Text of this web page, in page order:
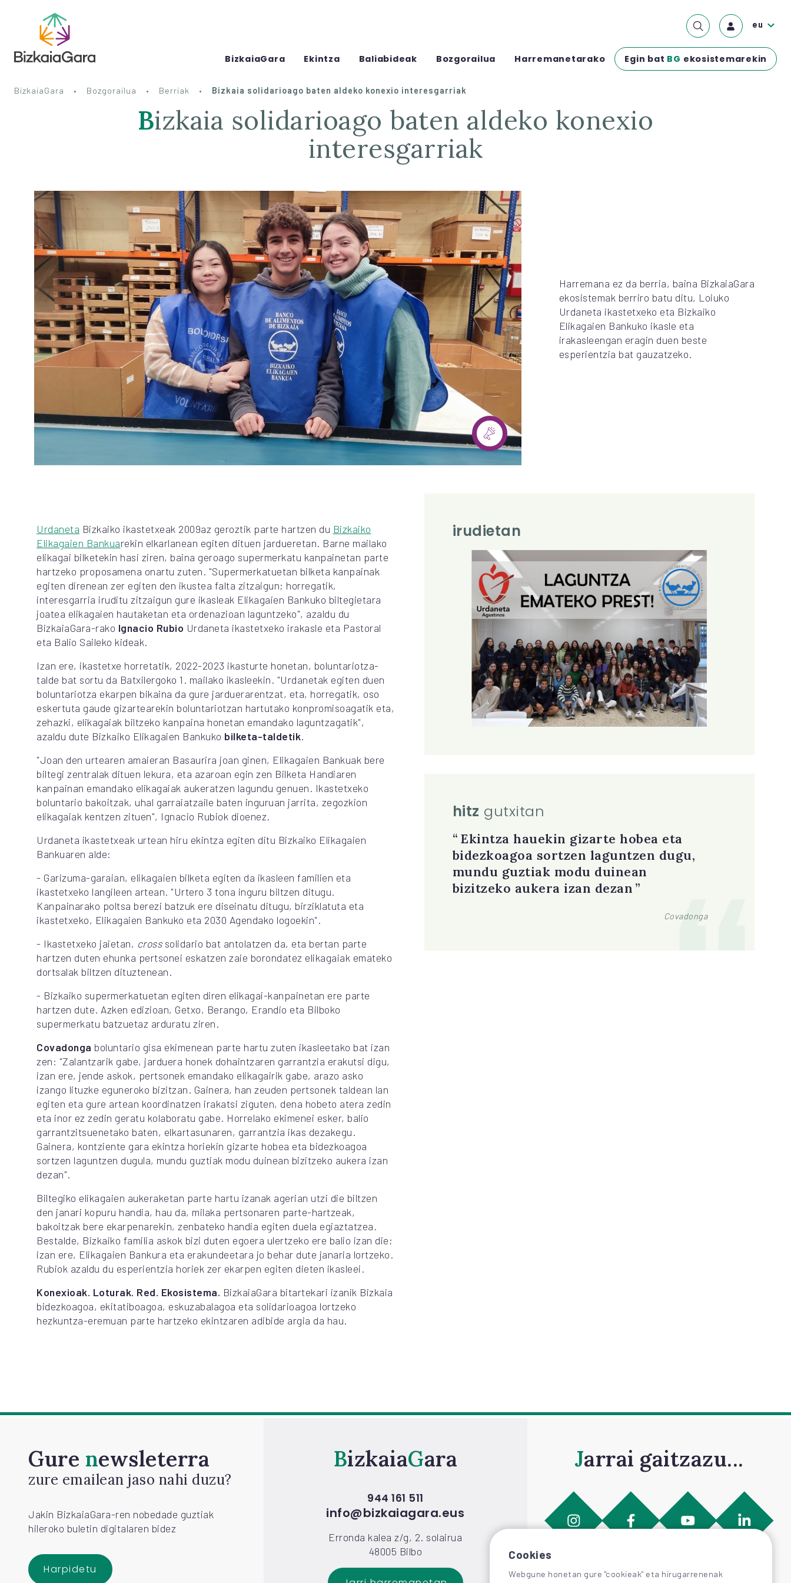
BizkaiaGara Ekintza Baliabideak Bozgorailua Harremanetarako Egin bat BG ekosistemarekin
eu
BizkaiaGara Bozgorailua Berriak Bizkaia solidarioago baten aldeko konexio interesgarriak
Bizkaia solidarioago baten aldeko konexio
interesgarriak
Harremana ez da berria, baina BizkaiaGara
ekosistemak berriro batu ditu, Loiuko
Urdaneta ikastetxeko eta Bizkaiko
Elikagaien Bankuko ikasle eta
irakasleengan eragin duen beste
esperientzia bat gauzatzeko.
Urdaneta Bizkaiko ikastetxeak 2009az geroztik parte hartzen du Bizkaiko
Elikagaien Bankuarekin elkarlanean egiten dituen jardueretan. Barne mailako
elikagai bilketekin hasi ziren, baina geroago supermerkatu kanpainetan parte
hartzeko proposamena onartu zuten. "Supermerkatuetan bilketa kanpainak
egiten direnean zer egiten den ikustea falta zitzaigun; horregatik,
interesgarria iruditu zitzaigun gure ikasleak Elikagaien Bankuko biltegietara
joatea elikagaien hautaketan eta ordenazioan laguntzeko", azaldu du
BizkaiaGara-rako Ignacio Rubio Urdaneta ikastetxeko irakasle eta Pastoral
eta Balio Saileko kideak.
Izan ere, ikastetxe horretatik, 2022-2023 ikasturte honetan, boluntariotza-
talde bat sortu da Batxilergoko 1. mailako ikasleekin. "Urdanetak egiten duen
boluntariotza ekarpen bikaina da gure jarduerarentzat, eta, horregatik, oso
eskertuta gaude gizartearekin boluntariotzan hartutako konpromisoagatik eta,
zehazki, elikagaiak biltzeko kanpaina honetan emandako laguntzagatik",
azaldu dute Bizkaiko Elikagaien Bankuko bilketa-taldetik.
"Joan den urtearen amaieran Basaurira joan ginen, Elikagaien Bankuak bere
biltegi zentralak dituen lekura, eta azaroan egin zen Bilketa Handiaren
kanpainan emandako elikagaiak aukeratzen lagundu genuen. Ikastetxeko
boluntario bakoitzak, uhal garraiatzaile baten inguruan jarrita, zegozkion
elikagaiak kentzen zituen", Ignacio Rubiok dioenez.
Urdaneta ikastetxeak urtean hiru ekintza egiten ditu Bizkaiko Elikagaien
Bankuaren alde:
- Garizuma-garaian, elikagaien bilketa egiten da ikasleen familien eta
ikastetxeko langileen artean. "Urtero 3 tona inguru biltzen ditugu.
Kanpainarako poltsa berezi batzuk ere diseinatu ditugu, birziklatuta eta
ikastetxeko, Elikagaien Bankuko eta 2030 Agendako logoekin".
- Ikastetxeko jaietan, cross solidario bat antolatzen da, eta bertan parte
hartzen duten ehunka pertsonei eskatzen zaie borondatez elikagaiak emateko
dortsalak biltzen dituztenean.
- Bizkaiko supermerkatuetan egiten diren elikagai-kanpainetan ere parte
hartzen dute. Azken edizioan, Getxo, Berango, Erandio eta Bilboko
supermerkatu batzuetaz arduratu ziren.
Covadonga boluntario gisa ekimenean parte hartu zuten ikasleetako bat izan
zen: "Zalantzarik gabe, jarduera honek dohaintzaren garrantzia erakutsi digu,
izan ere, jende askok, pertsonek emandako elikagairik gabe, arazo asko
izango lituzke eguneroko bizitzan. Gainera, han zeuden pertsonek taldean lan
egiten eta gure artean koordinatzen irakatsi ziguten, dena hobeto atera zedin
eta inor ez zedin geratu kolaboratu gabe. Horrelako ekimenei esker, balio
garrantzitsuenetako baten, elkartasunaren, garrantzia ikas dezakegu.
Gainera, kontziente gara ekintza horiekin gizarte hobea eta bidezkoagoa
sortzen laguntzen dugula, mundu guztiak modu duinean bizitzeko aukera izan
dezan".
Biltegiko elikagaien aukeraketan parte hartu izanak agerian utzi die biltzen
den janari kopuru handia, hau da, milaka pertsonaren parte-hartzeak,
bakoitzak bere ekarpenarekin, zenbateko handia egiten duela egiaztatzea.
Bestalde, Bizkaiko familia askok bizi duten egoera ulertzeko ere balio izan die;
izan ere, Elikagaien Bankura eta erakundeetara jo behar dute janaria lortzeko.
Rubiok azaldu du esperientzia horiek zer ekarpen egiten dieten ikasleei.
Konexioak. Loturak. Red. Ekosistema. BizkaiaGara bitartekari izanik Bizkaia
bidezkoagoa, ekitatiboagoa, eskuzabalagoa eta solidarioagoa lortzeko
hezkuntza-eremuan parte hartzeko ekintzaren adibide argia da hau.
irudietan
hitz gutxitan
Ekintza hauekin gizarte hobea eta
bidezkoagoa sortzen laguntzen dugu,
mundu guztiak modu duinean
bizitzeko aukera izan dezan
Covadonga
Gure newsleterra
zure emailean jaso nahi duzu?
Jakin BizkaiaGara-ren nobedade guztiak
hileroko buletin digitalaren bidez
Harpidetu
Bizkaia Gara
944 161 511
info@bizkaiagara.eus
Erronda kalea z/g, 2. solairua
48005 Bilbo
Jarrai gaitzazu...
Cookies
Webgune honetan gure "cookieak" eta hirugarrenenak